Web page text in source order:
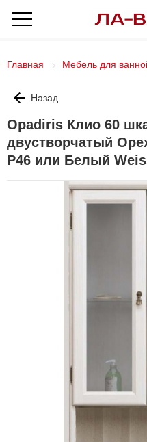
Главная Мебель для
Назад
Opadiris Клио 60
двустворчатый
Р46 или Белый